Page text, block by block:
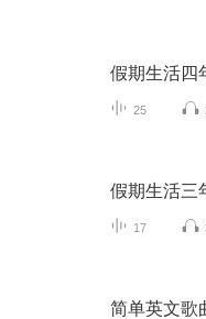
假期生活四
25
假期生活三
17
简单英文歌